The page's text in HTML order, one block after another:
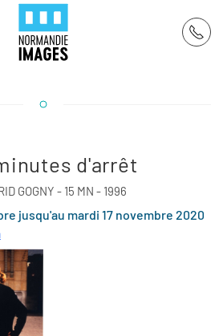
d'arrêt
GOGNY - 15 MN - 1996
jusqu'au mardi 17 novembre 2020
cookies